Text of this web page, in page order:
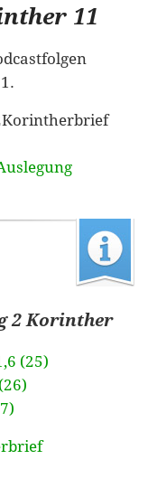
11
2 Korinther
(25)